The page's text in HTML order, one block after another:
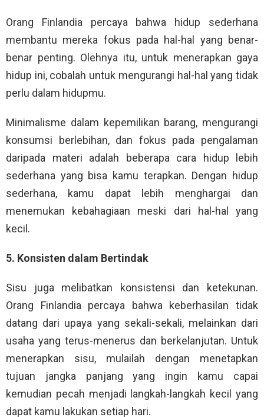
Orang Finlandia percaya bahwa hidup sederhana
membantu mereka fokus pada hal-hal yang benar-
benar penting. Olehnya itu, untuk menerapkan gaya
hidup ini, cobalah untuk mengurangi hal-hal yang tidak
perlu dalam hidupmu.
Minimalisme dalam kepemilikan barang, mengurangi
konsumsi berlebihan, dan fokus pada pengalaman
daripada materi adalah beberapa cara hidup lebih
sederhana yang bisa kamu terapkan. Dengan hidup
sederhana, kamu dapat lebih menghargai dan
menemukan kebahagiaan meski dari hal-hal yang
kecil.
5. Konsisten dalam Bertindak
Sisu juga melibatkan konsistensi dan ketekunan.
Orang Finlandia percaya bahwa keberhasilan tidak
datang dari upaya yang sekali-sekali, melainkan dari
usaha yang terus-menerus dan berkelanjutan. Untuk
menerapkan sisu, mulailah dengan menetapkan
tujuan jangka panjang yang ingin kamu capai
kemudian pecah menjadi langkah-langkah kecil yang
dapat kamu lakukan setiap hari.